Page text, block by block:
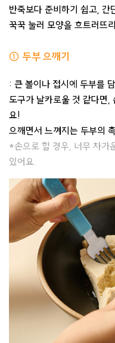
반죽보다 준비하기 쉽고, 간
꾹꾹 눌러 모양을 흐트러뜨
① 두부 으깨기
: 큰 볼이나 접시에 두부를
도구가 날카로울 것 같다면,
요!
으깨면서 느껴지는 두부의
*손으로 할 경우, 너무 차가
있어요.